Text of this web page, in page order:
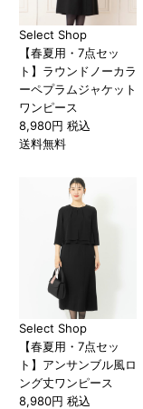
Select Shop
【春夏用・7点セッ
ト】ラウンドノーカラ
ーペプラムジャケット
ワンピース
8,980円 税込
送料無料
Select Shop
【春夏用・7点セッ
ト】アンサンブル風ロ
ング丈ワンピース
8,980円 税込